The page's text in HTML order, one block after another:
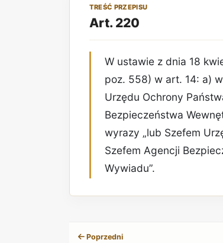
TREŚĆ PRZEPISU
Art. 220
W ustawie z dnia 18
poz. 558) w art. 14: a)
Urzędu Ochrony
Bezpieczeństwa
wyrazy „lub Szefem
Szefem Agencji
Wywiadu”.
Poprzedni